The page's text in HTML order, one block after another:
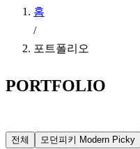
홈
/
포트폴리오
PORTFOLIO
전체 모던피키 Modern Picky